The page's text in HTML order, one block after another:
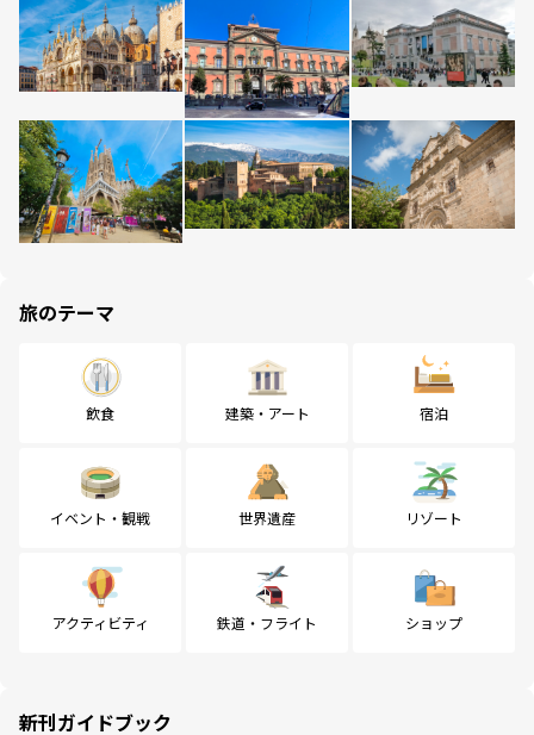
旅のテーマ
飲食 建築・アート 宿泊
イベント・観戦 世界遺産 リゾート
アクティビティ 鉄道・フライト ショップ
新刊ガイドブック